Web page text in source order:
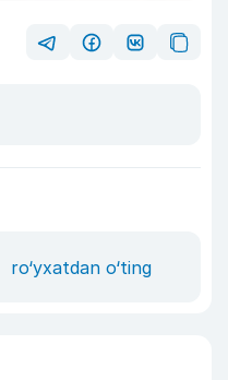
ro‘yxatdan o‘ting